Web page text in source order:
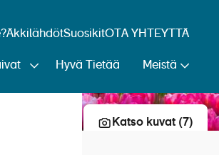
ÄkkilähdötSuosikitOTA YHTEYTTÄ
Hyvä Tietää Meistä
Katso kuvat (7)